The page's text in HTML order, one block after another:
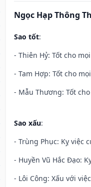
Ngọc Hạp Thông
Sao tốt:
- Thiên Hỷ: Tốt cho
- Tam Hợp: Tốt cho
- Mẫu Thương: Tốt
Sao xấu:
- Trùng Phục: Kỵ việc
- Huyền Vũ Hắc Đạo:
- Lôi Công: Xấu với